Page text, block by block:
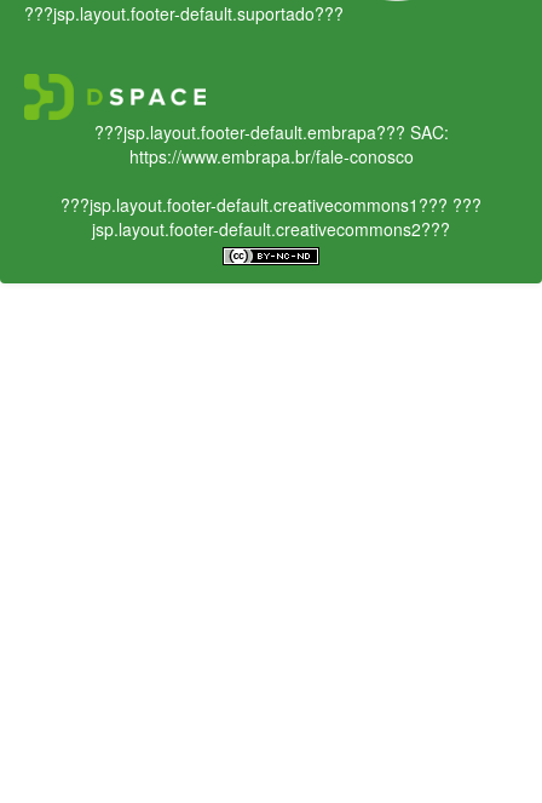
???jsp.layout.footer-default.suportado???
???jsp.layout.footer-default.embrapa??? SAC:
https://www.embrapa.br/fale-conosco
???jsp.layout.footer-default.creativecommons1??? ???
jsp.layout.footer-default.creativecommons2???